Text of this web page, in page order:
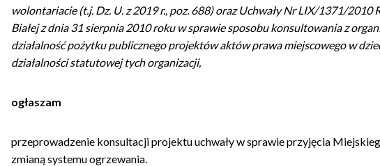
a
c
y
n
wolontariacie (t.j. Dz. U. z 2019 r., poz. 688) oraz Uchwały Nr LIX/1371/2010
Białej z dnia 31 sierpnia 2010 roku w sprawie sposobu konsultowania z
działalność pożytku publicznego projektów aktów prawa miejscowego w
działalności statutowej tych organizacji,
ogłaszam
przeprowadzenie konsultacji projektu uchwały w sprawie przyjęcia
zmianą systemu ogrzewania.